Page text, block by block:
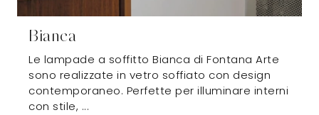
Bianca
Le lampade a soffitto Bianca di Fontana Arte
sono realizzate in vetro soffiato con design
contemporaneo. Perfette per illuminare interni
con stile, ...